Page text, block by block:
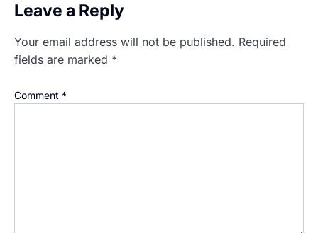
Leave a Reply
Your email address will not be published. Required
fields are marked *
Comment *